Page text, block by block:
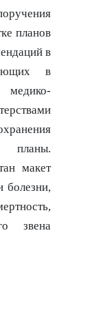
планов
в
в
планы.
макет
болезни,
звена